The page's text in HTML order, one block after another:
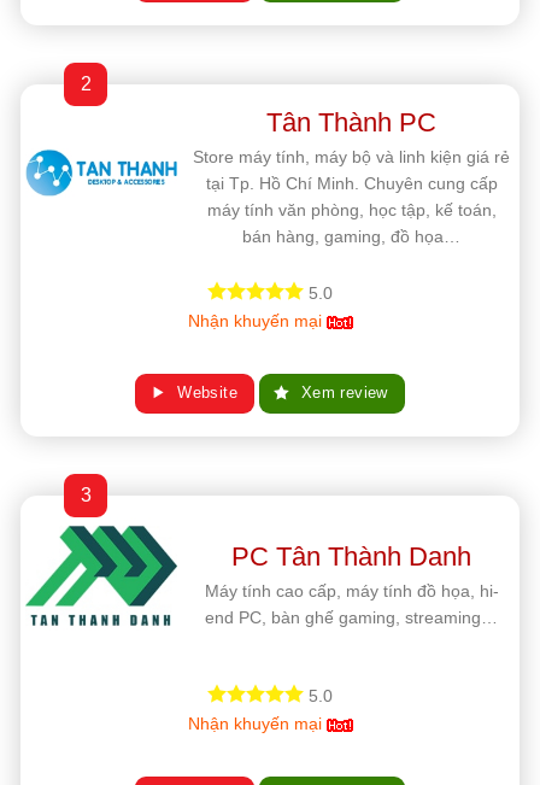
2
Tân Thành PC
Store máy tính, máy bộ và linh kiện giá rẻ
tại Tp. Hồ Chí Minh. Chuyên cung cấp
máy tính văn phòng, học tập, kế toán,
bán hàng, gaming, đồ họa…
5.0
Nhận khuyến mại
Website Xem review
3
PC Tân Thành Danh
Máy tính cao cấp, máy tính đồ họa, hi-
end PC, bàn ghế gaming, streaming…
5.0
Nhận khuyến mại